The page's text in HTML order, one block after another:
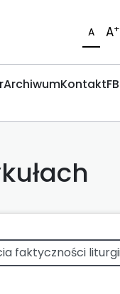
A A+
ArchiwumKontaktFB